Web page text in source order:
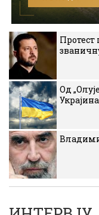
Од
Украјина